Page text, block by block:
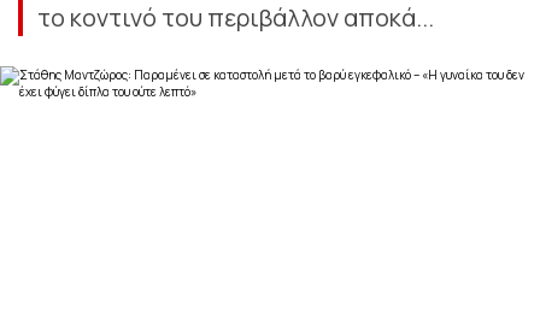
το κοντινό του περιβάλλον αποκά...